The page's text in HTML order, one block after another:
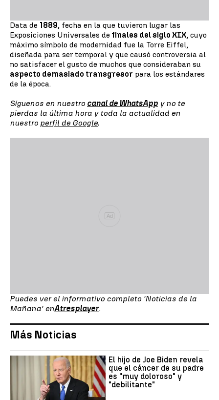
Data de 1889, fecha en la que tuvieron lugar las
Exposiciones Universales de finales del siglo XIX, cuyo
máximo símbolo de modernidad fue la Torre Eiffel,
diseñada para ser temporal y que causó controversia al
no satisfacer el gusto de muchos que consideraban su
aspecto demasiado transgresor para los estándares
de la época.
Síguenos en nuestro canal de WhatsApp y no te
pierdas la última hora y toda la actualidad en
nuestro perfil de Google.
Ad
Puedes ver el informativo completo 'Noticias de la
Mañana' enAtresplayer.
Más Noticias
El hijo de Joe Biden revela
que el cáncer de su padre
es "muy doloroso" y
"debilitante"